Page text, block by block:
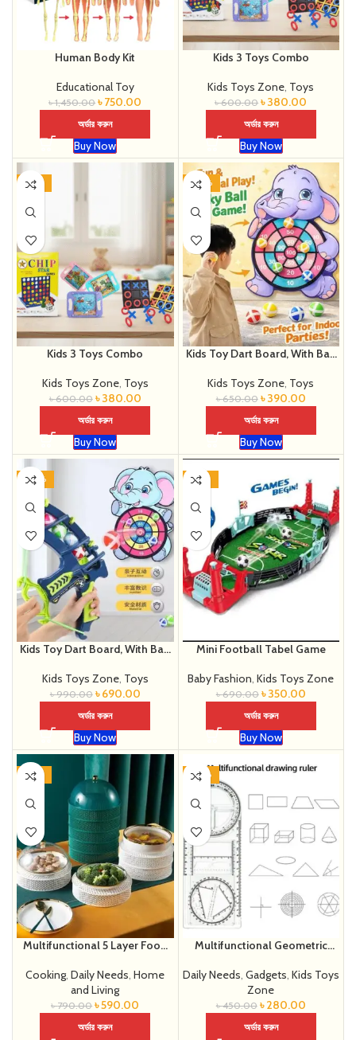
Human Body Kit
Educational Toy
৳1,450.00 ৳750.00
অর্ডার করুন
Buy Now
Kids 3 Toys Combo
Kids Toys Zone, Toys
৳600.00 ৳380.00
অর্ডার করুন
Buy Now
-37%
Kids 3 Toys Combo
Kids Toys Zone, Toys
৳600.00 ৳380.00
অর্ডার করুন
Buy Now
-40%
Kids Toy Dart Board, With Ball
Kids Toys Zone, Toys
৳650.00 ৳390.00
অর্ডার করুন
Buy Now
-30%
Kids Toy Dart Board, With Ball
Kids Toys Zone, Toys
৳990.00 ৳690.00
অর্ডার করুন
Buy Now
-49%
Mini Football Tabel Game
Baby Fashion,Kids Toys Zone
৳690.00 ৳350.00
অর্ডার করুন
Buy Now
-25%
Multifunctional 5 Layer Food
Cooking,Daily Needs,Home
and Living
৳790.00 ৳590.00
অর্ডার করুন
-38%
Multifunctional Geometric
Daily Needs, Gadgets, Kids Toys
Zone
৳450.00 ৳280.00
অর্ডার করুন